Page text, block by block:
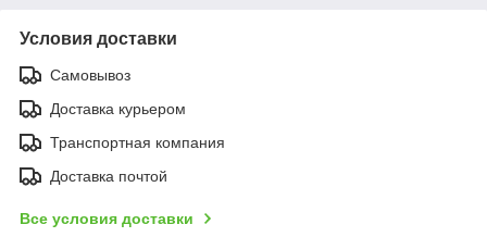
Условия доставки
Самовывоз
Доставка курьером
Транспортная компания
Доставка почтой
Все условия доставки